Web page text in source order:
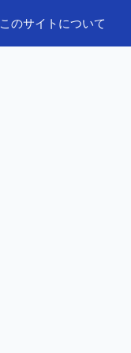
このサイトについて